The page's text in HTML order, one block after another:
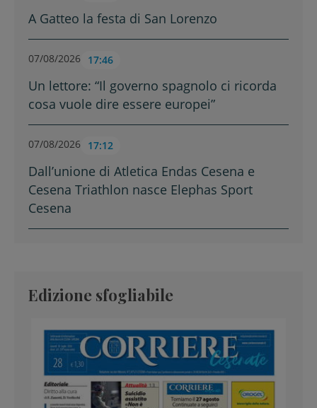
A Gatteo la festa di San Lorenzo
07/08/2026 17:46
Un lettore: “Il governo spagnolo ci ricorda
cosa vuole dire essere europei”
07/08/2026 17:12
Dall’unione di Atletica Endas Cesena e
Cesena Triathlon nasce Elephas Sport
Cesena
Edizione sfogliabile